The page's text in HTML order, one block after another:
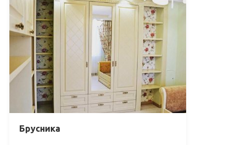
Брусника